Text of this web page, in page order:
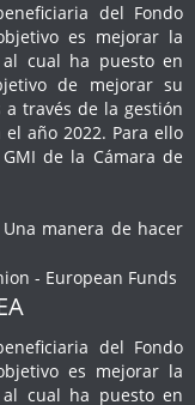
del Fondo
es mejorar la
cual ha puesto en
de mejorar su
través de la gestión
año 2022. Para ello
de la Cámara de
manera de hacer
del Fondo
es mejorar la
cual ha puesto en